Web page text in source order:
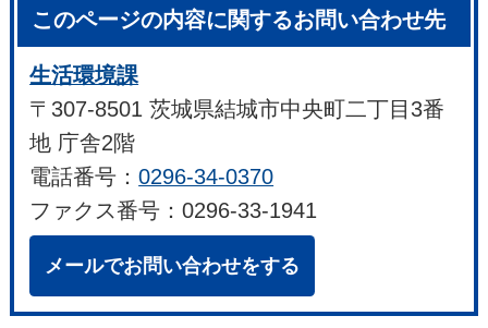
このページの内容に関するお問い合わせ先
生活環境課
〒307-8501 茨城県結城市中央町二丁目3番
地 庁舎2階
電話番号：0296-34-0370
ファクス番号：0296-33-1941
メールでお問い合わせをする